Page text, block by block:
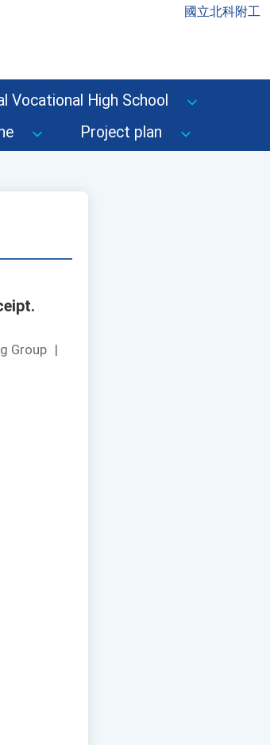
國立北科附工
Vocational High School
Project plan
Group |